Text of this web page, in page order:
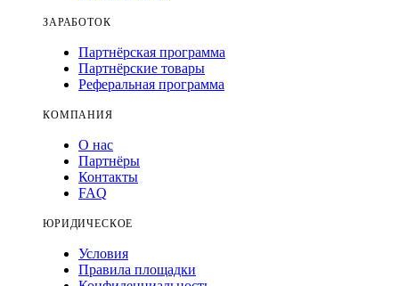
ЗАРАБОТОК
Партнёрская программа
Партнёрские товары
Реферальная программа
КОМПАНИЯ
О нас
Партнёры
Контакты
FAQ
ЮРИДИЧЕСКОЕ
Условия
Правила площадки